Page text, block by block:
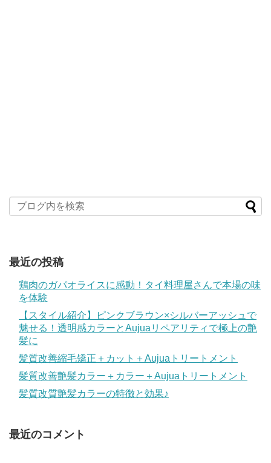
最近の投稿
鶏肉のガパオライスに感動！タイ料理屋さんで本場の味
を体験
【スタイル紹介】ピンクブラウン×シルバーアッシュで
魅せる！透明感カラーとAujuaリペアリティで極上の艶
髪に
髪質改善縮毛矯正＋カット＋Aujuaトリートメント
髪質改善艶髪カラー＋カラー＋Aujuaトリートメント
髪質改質艶髪カラーの特徴と効果♪
最近のコメント